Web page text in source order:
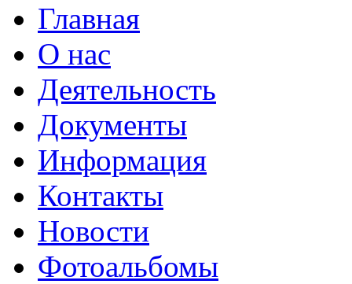
Главная
О нас
Деятельность
Документы
Информация
Контакты
Новости
Фотоальбомы